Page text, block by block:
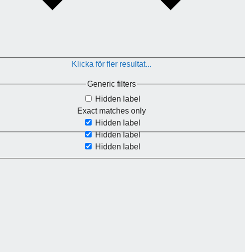
Klicka för fler resultat...
Generic filters
Hidden label
Exact matches only
Hidden label
Hidden label
Hidden label